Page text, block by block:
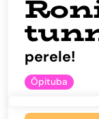
perele!
Õpituba